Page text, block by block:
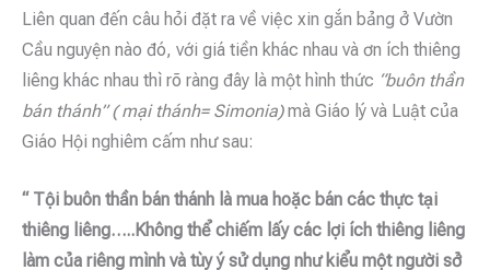
Liên quan đến câu hỏi đặt ra về việc xin gắn bảng ở Vườn
Cầu nguyện nào đó, với giá tiền khác nhau và ơn ích thiêng
liêng khác nhau thì rõ ràng đây là một hình thức “buôn thần
bán thánh” ( mại thánh= Simonia)mà Giáo lý và Luật của
Giáo Hội nghiêm cấm như sau:
“ Tội buôn thần bán thánh là mua hoặc bán các thực tại
thiêng liêng…..Không thể chiếm lấy các lợi ích thiêng liêng
làm của riêng mình và tùy ý sử dụng như kiểu một người sở